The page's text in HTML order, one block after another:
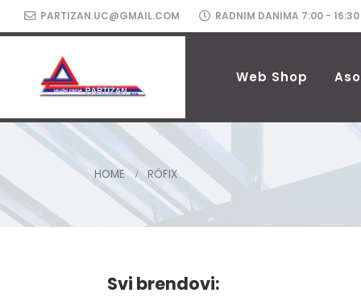
PARTIZAN.UC@GMAIL.COM RADNIM DANIMA 7:00 -
Web Shop
HOME RÖFIX
Svi brendovi: